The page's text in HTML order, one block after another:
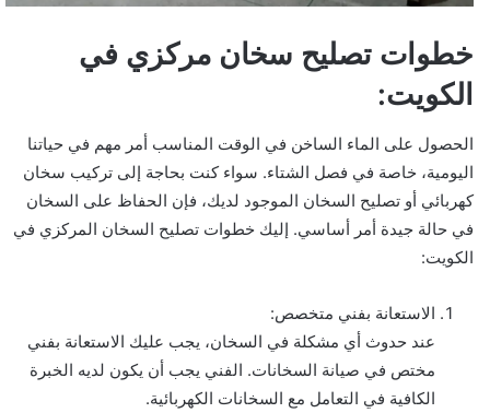
خطوات تصليح سخان مركزي في
الكويت:
الحصول على الماء الساخن في الوقت المناسب أمر مهم في حياتنا
اليومية، خاصة في فصل الشتاء. سواء كنت بحاجة إلى تركيب سخان
كهربائي أو تصليح السخان الموجود لديك، فإن الحفاظ على السخان
في حالة جيدة أمر أساسي. إليك خطوات تصليح السخان المركزي في
الكويت:
الاستعانة بفني متخصص:
عند حدوث أي مشكلة في السخان، يجب عليك الاستعانة بفني
مختص في صيانة السخانات. الفني يجب أن يكون لديه الخبرة
الكافية في التعامل مع السخانات الكهربائية.